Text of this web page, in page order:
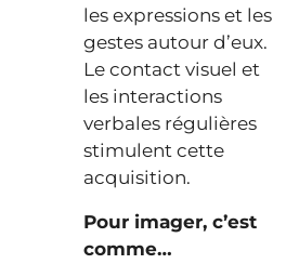
les expressions et les
gestes autour d’eux.
Le contact visuel et
les interactions
verbales régulières
stimulent cette
acquisition.
Pour imager, c’est
comme…